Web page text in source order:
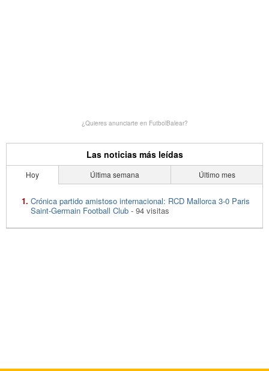
¿Quieres anunciarte en FutbolBalear?
Las noticias más leídas
Hoy Última semana Último mes
Crónica partido amistoso internacional: RCD Mallorca 3-0 Paris
Saint-Germain Football Club - 94 visitas